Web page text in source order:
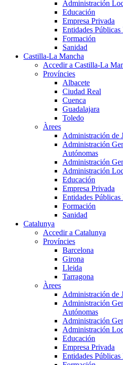
Administración
Educación
Empresa Privada
Entidades Públicas
Formación
Sanidad
Castilla-La Mancha
Accedir a Castilla-La
Províncies
Albacete
Ciudad Real
Cuenca
Guadalajara
Toledo
Àrees
Administración de
Administración
Autónomas
Administración
Administración
Educación
Empresa Privada
Entidades Públicas
Formación
Sanidad
Catalunya
Accedir a Catalunya
Províncies
Barcelona
Girona
Lleida
Tarragona
Àrees
Administración de
Administración
Autónomas
Administración
Administración
Educación
Empresa Privada
Entidades Públicas